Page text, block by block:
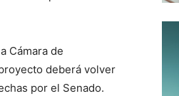
Cámara de
deberá volver
por el Senado.